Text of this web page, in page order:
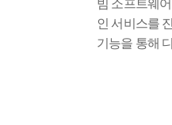
빔 소프트웨
인 서비스를
기능을 통해